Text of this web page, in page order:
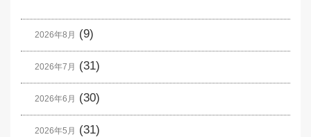
2026年8月 (9)
2026年7月 (31)
2026年6月 (30)
2026年5月 (31)